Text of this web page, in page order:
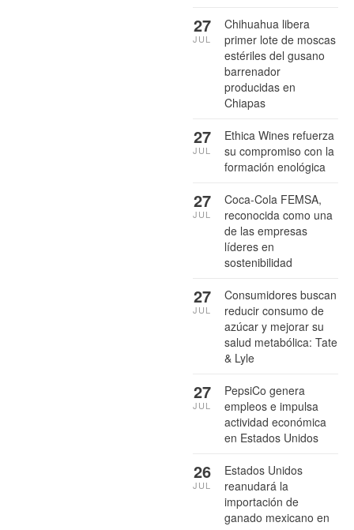
Chihuahua libera
primer lote de moscas
estériles del gusano
barrenador
producidas en
Chiapas
27
JUL
Ethica Wines refuerza
su compromiso con la
formación enológica
27
JUL
Coca-Cola FEMSA,
reconocida como una
de las empresas
líderes en
sostenibilidad
27
JUL
Consumidores buscan
reducir consumo de
azúcar y mejorar su
salud metabólica: Tate
& Lyle
27
JUL
PepsiCo genera
empleos e impulsa
actividad económica
en Estados Unidos
27
JUL
Estados Unidos
reanudará la
importación de
ganado mexicano en
26
JUL